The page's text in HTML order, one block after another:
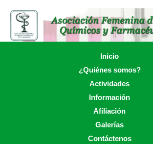
content
Inicio
¿Quiénes somos?
Actividades
Información
Afiliación
Galerías
Contáctenos